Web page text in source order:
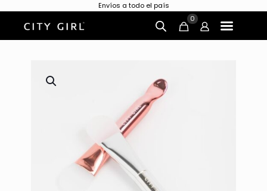
Envíos a todo el país
0